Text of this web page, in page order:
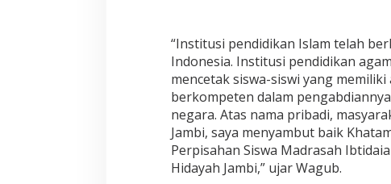
I
s
l
a
m
M
e
m
b
e
“Institusi pendidikan Islam telah
Indonesia. Institusi pendidikan
mencetak siswa-siswi yang
berkompeten dalam
negara. Atas nama pribadi,
Jambi, saya menyambut baik
Perpisahan Siswa Madrasah
Hidayah Jambi,” ujar Wagub.